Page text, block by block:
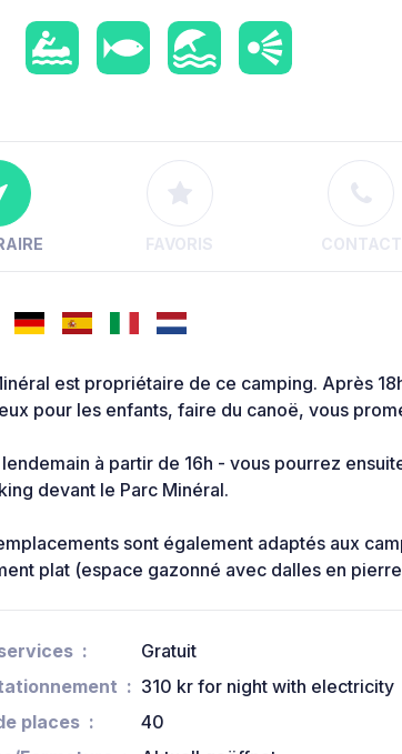
FAVORIS CONTACT
est propriétaire de ce camping. Après
pour les enfants, faire du canoë, vous
à partir de 16h - vous pourrez
devant le Parc Minéral.
sont également adaptés aux
plat (espace gazonné avec dalles en
Gratuit
310 kr for night with electricity
places
40